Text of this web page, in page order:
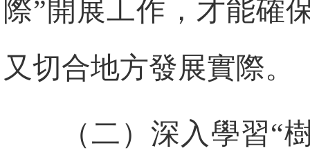
際”開展工作，才能確
又切合地方發展實際。
（二）深入學習“